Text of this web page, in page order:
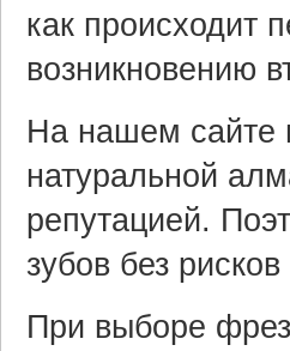
как происходит
возникновению
На нашем сайте
натуральной
репутацией.
зубов без
При выборе